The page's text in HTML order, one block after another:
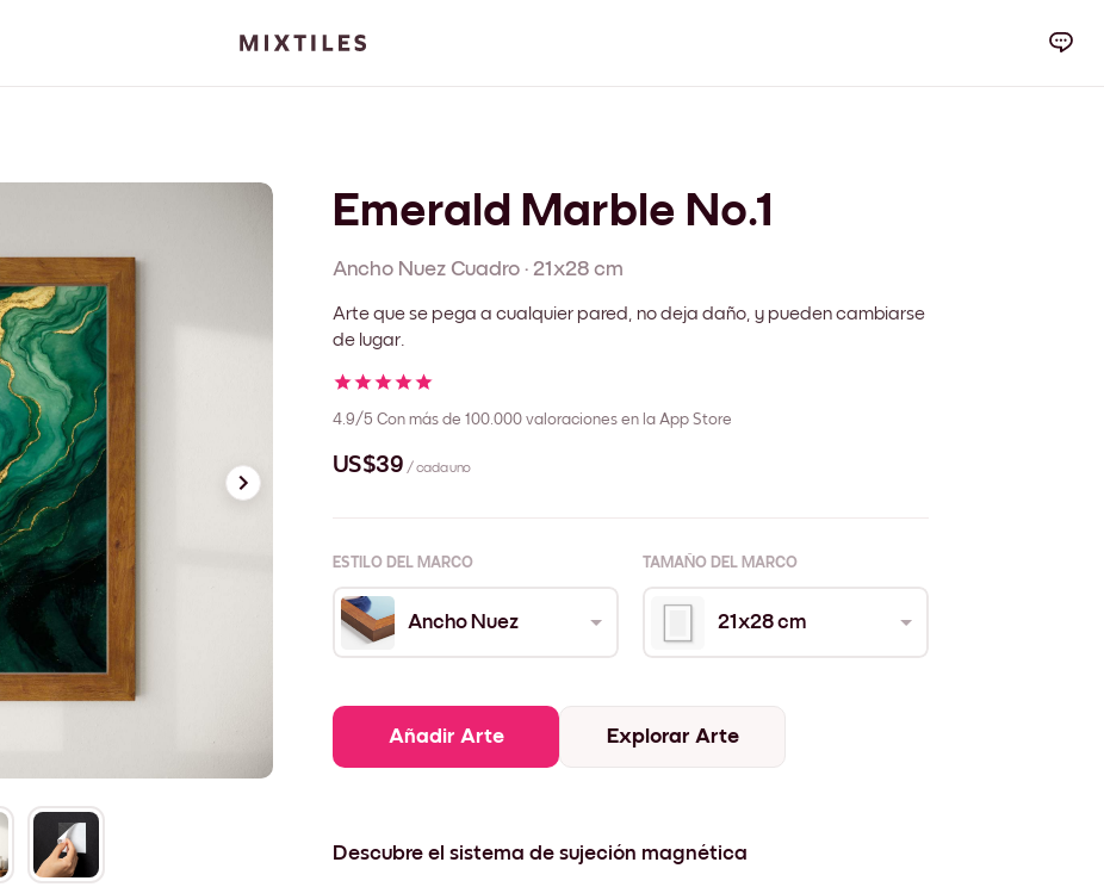
Emerald Marble No.1
Ancho Nuez Cuadro · 21x28 cm
Arte que se pega a cualquier pared, no deja daño, y pueden cambiarse
de lugar.
4.9/5 Con más de 100.000 valoraciones en la App Store
US$39 / cada uno
ESTILO DEL MARCO TAMAÑO DEL MARCO
Ancho Nuez 21x28 cm
Añadir Arte Explorar Arte
Descubre el sistema de sujeción magnética